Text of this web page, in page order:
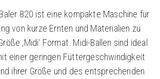
820 ist eine kompakte Maschine für
von kurze Ernten und Materialien zu
‚Midi‘ Format. Midi-Ballen sind ideal
einer geringen Füttergeschwindigkeit
ihrer Größe und des entsprechenden